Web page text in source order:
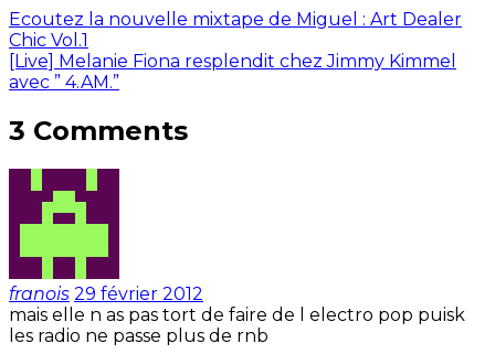
Ecoutez la nouvelle mixtape de Miguel : Art Dealer
Chic Vol.1
[Live] Melanie Fiona resplendit chez Jimmy Kimmel
avec ” 4.AM.”
3 Comments
franois 29 février 2012
mais elle n as pas tort de faire de l electro pop puisk
les radio ne passe plus de rnb